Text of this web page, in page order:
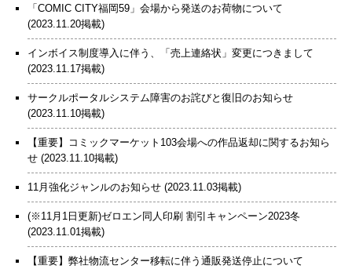
「COMIC CITY福岡59」会場から発送のお荷物について
(2023.11.20掲載)
インボイス制度導入に伴う、「売上連絡状」変更につきまして
(2023.11.17掲載)
サークルポータルシステム障害のお詫びと復旧のお知らせ
(2023.11.10掲載)
【重要】コミックマーケット103会場への作品返却に関するお知ら
せ (2023.11.10掲載)
11月強化ジャンルのお知らせ (2023.11.03掲載)
(※11月1日更新)ゼロエン同人印刷 割引キャンペーン2023冬
(2023.11.01掲載)
【重要】弊社物流センター移転に伴う通販発送停止について